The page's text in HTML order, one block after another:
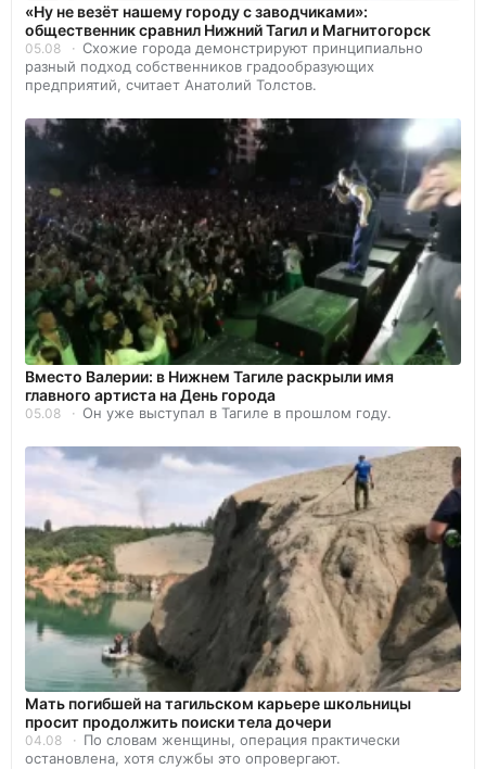
«Ну не везёт нашему городу с заводчиками»:
общественник сравнил Нижний Тагил и Магнитогорск
05.08
Схожие города демонстрируют принципиально
разный подход собственников градообразующих
предприятий, считает Анатолий Толстов.
Вместо Валерии: в Нижнем Тагиле раскрыли имя
главного артиста на День города
05.08 Он уже выступал в Тагиле в прошлом году.
Мать погибшей на тагильском карьере школьницы
просит продолжить поиски тела дочери
04.08
По словам женщины, операция практически
остановлена, хотя службы это опровергают.